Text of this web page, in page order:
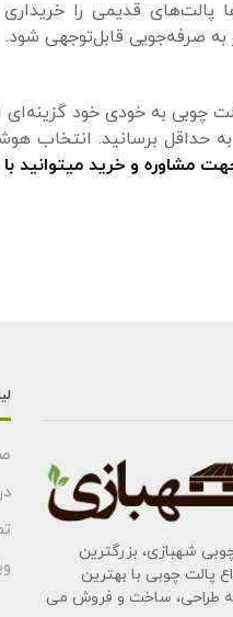
پالت‌های قدیمی را
به صرفه‌جویی قابل‌توجهی شود.
چوبی به خودی خود
به حداقل برسانید. انتخاب
مشاوره و خرید میتوانید با
شهبازی، بزرگترین
پالت چوبی با بهترین
طراحی، ساخت و فروش می